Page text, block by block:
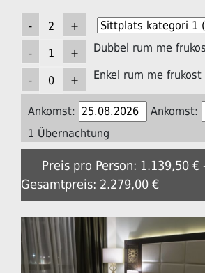
Dubbel rum me
Enkel rum me frukost
Ankomst:
Ankomst:
1 Übernachtung
Preis pro Person: 1.139,50 €
Gesamtpreis: 2.279,00 €